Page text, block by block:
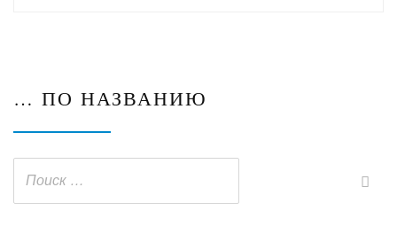
… ПО НАЗВАНИЮ